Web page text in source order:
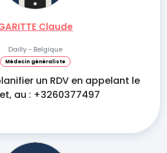
Claude
Dailly - Belgique
Médecin généraliste
un RDV en appelant le
au : +3260377497